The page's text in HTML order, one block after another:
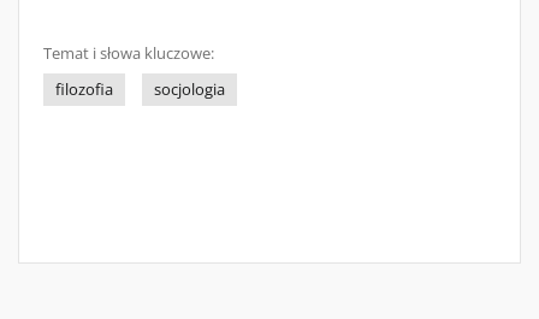
Temat i słowa kluczowe:
filozofia
socjologia